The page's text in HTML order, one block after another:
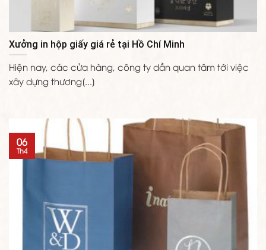
Xưởng in hộp giấy giá rẻ tại Hồ Chí Minh
Hiện nay, các cửa hàng, công ty dần quan tâm tới việc
xây dựng thương[...]
06
Th4